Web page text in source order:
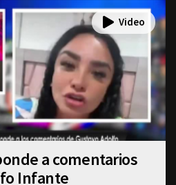
a comentarios
Infante